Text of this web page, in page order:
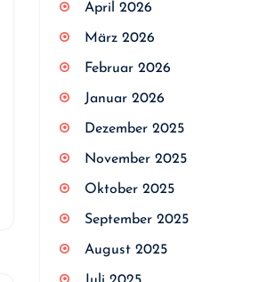
April 2026
März 2026
Februar 2026
Januar 2026
Dezember 2025
November 2025
Oktober 2025
September 2025
August 2025